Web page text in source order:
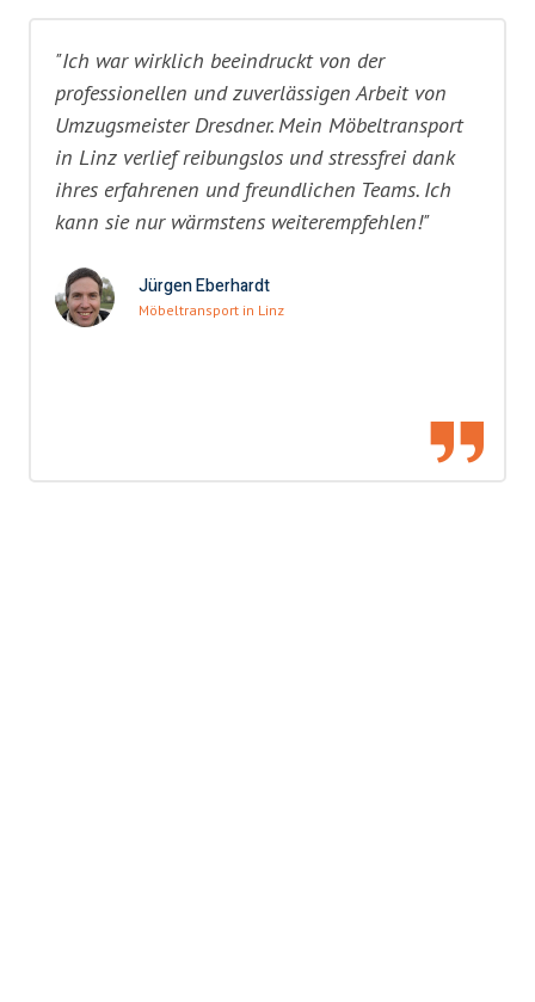
"Ich war wirklich beeindruckt von der
professionellen und zuverlässigen Arbeit von
Umzugsmeister Dresdner. Mein Möbeltransport
in Linz verlief reibungslos und stressfrei dank
ihres erfahrenen und freundlichen Teams. Ich
kann sie nur wärmstens weiterempfehlen!"
Jürgen Eberhardt
Möbeltransport in Linz